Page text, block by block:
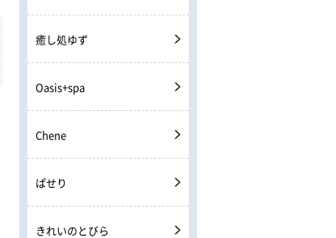
癒し処ゆず
Oasis+spa
Chene
ぱせり
きれいのとびら